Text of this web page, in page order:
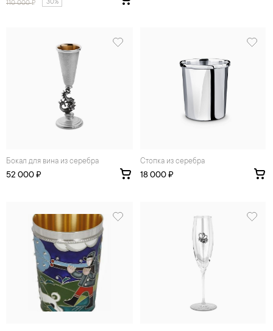
110 000₽ 30%
Бокал для вина из серебра
52 000 ₽
Стопка из серебра
18 000 ₽